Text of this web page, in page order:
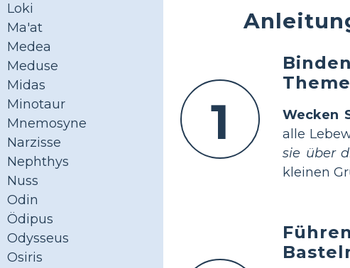
Loki
Ma'at
Medea
Meduse
Midas
Minotaur
Mnemosyne
Narzisse
Nephthys
Nuss
Odin
Ödipus
Odysseus
Osiris
1 Wecken
alle
sie über
kleinen